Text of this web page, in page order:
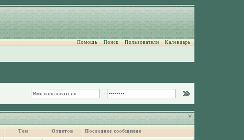
Помощь Поиск Пользователи Календарь
Тем Ответов Последнее сообщение